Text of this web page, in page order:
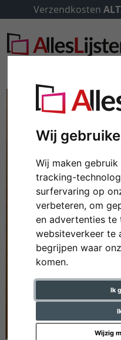
Wij
Wij maken
tracking-
surfervaring op
verbeteren, om
en advertenties te
websiteverkeer te
begrijpen waar
komen.
Ik
Wijzig
Verzendkosten
Terug